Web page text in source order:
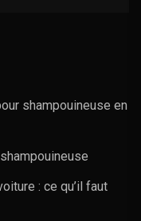
shampouineuse en
: ce qu’il faut